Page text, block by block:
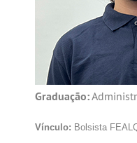
Graduação:
Vínculo: Bolsista